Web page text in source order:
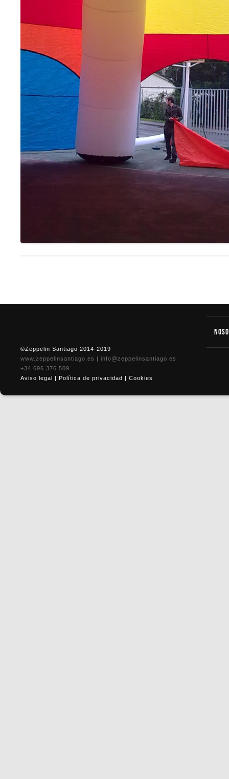
©Zeppelin Santiago 2014-2019
www.zeppelinsantiago.es
info@zeppelinsantiago.es
+34 696 376 509
Aviso legal
Política de privacidad Cookies